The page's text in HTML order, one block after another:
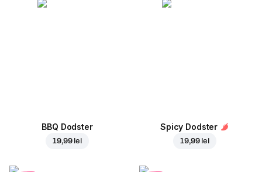
BBQ Dodster
19,99 lei
Spicy Dodster
19,99 lei